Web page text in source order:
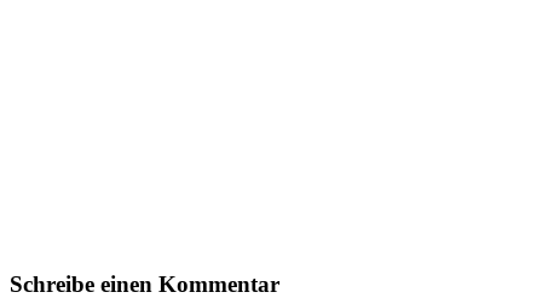
Schreibe einen Kommentar